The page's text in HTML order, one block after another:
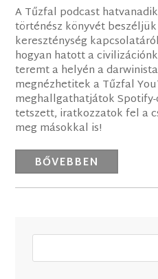
A Tűzfal podcast
történész könyvét
kereszténység
hogyan hatott a
teremt a helyén a
megnézhetitek a Tűzfal
meghallgathatjátok
tetszett, iratkozzatok fel a
meg másokkal is!
BŐVEBBEN